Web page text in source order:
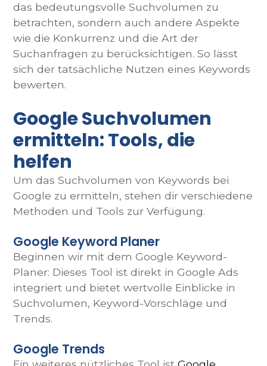
das bedeutungsvolle Suchvolumen zu
betrachten, sondern auch andere Aspekte
wie die Konkurrenz und die Art der
Suchanfragen zu berücksichtigen. So lässt
sich der tatsächliche Nutzen eines Keywords
bewerten.
Google Suchvolumen
ermitteln: Tools, die
helfen
Um das Suchvolumen von Keywords bei
Google zu ermitteln, stehen dir verschiedene
Methoden und Tools zur Verfügung.
Google Keyword Planer
Beginnen wir mit dem Google Keyword-
Planer: Dieses Tool ist direkt in Google Ads
integriert und bietet wertvolle Einblicke in
Suchvolumen, Keyword-Vorschläge und
Trends.
Google Trends